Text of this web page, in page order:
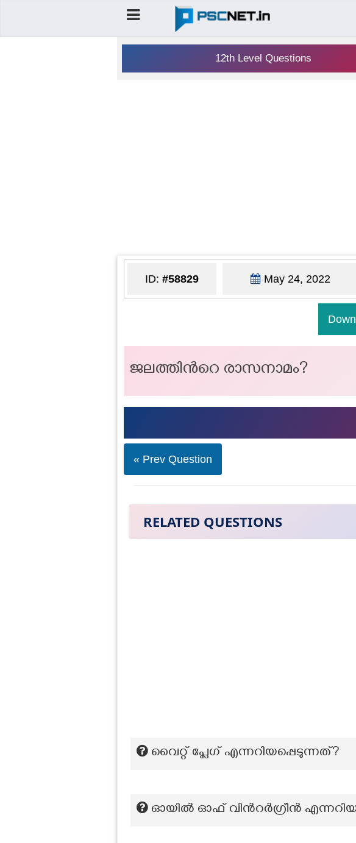
12th Level Questions
ID: #58829 May 24, 2022
ജലത്തിൻറെ രാസനാമം?
« Prev Question
RELATED QUESTIONS
വൈറ്റ് പ്ലേഗ് എന്നറിയപ്പെടുന്നത്?
ഓയിൽ ഓഫ് വിൻറർഗ്രീൻ